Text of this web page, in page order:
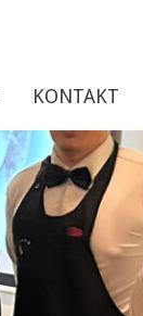
KONTAKT